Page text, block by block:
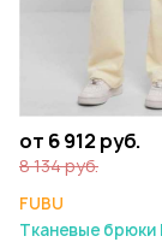
от 6 912 руб.
8 134 руб.
FUBU
Тканевые брюки